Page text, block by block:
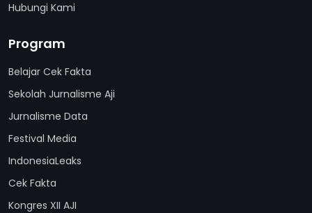
Hubungi Kami
Program
Belajar Cek Fakta
Sekolah Jurnalisme Aji
Jurnalisme Data
Festival Media
IndonesiaLeaks
Cek Fakta
Kongres XII AJI